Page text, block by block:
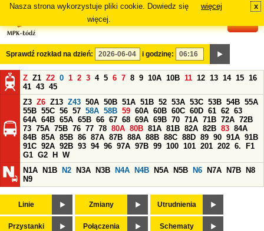
Nasza strona wykorzystuje pliki cookie. Dowiedz się
więcej.
więcej x
Sprawdź rozkład na dzień: i godzinę:
Z Z1 Z2 0 1 2 3 4 5 6 7 8 9 10A 10B 11 12 13 14 15 16
41 43 45
Z3 Z6 Z13 Z43 50A 50B 51A 51B 52 53A 53C 53B 54B 55A
55B 55C 56 57 58A 58B 59 60A 60B 60C 60D 61 62 63
64A 64B 65A 65B 66 67 68 69A 69B 70 71A 71B 72A 72B
73 75A 75B 76 77 78 80A 80B 81A 81B 82A 82B 83 84A
84B 85A 85B 86 87A 87B 88A 88B 88C 88D 89 90 91A 91B
91C 92A 92B 93 94 96 97A 97B 99 100 101 201 202 6.
F1
G1 G2 H
W
N1A
N1B N2 N3A N3B N4A N4B N5A N5B N6 N7A N7B
N8
N9
Linie Zmiany Utrudnienia
Przystanki Połączenia Schematy